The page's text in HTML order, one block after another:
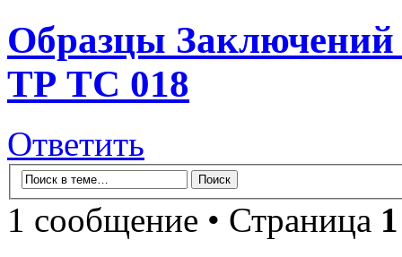
Образцы Заключений
ТР ТС 018
Ответить
1 сообщение • Страница 1